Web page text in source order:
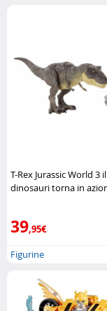
T-Rex Jurassic World 3
dinosauri torna in
39,95€
Figurine